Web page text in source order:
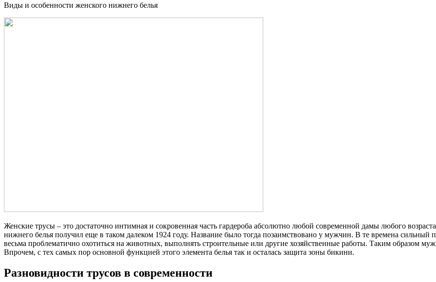
Виды и особенности женского нижнего белья
Женские трусы – это достаточно интимная и сокровенная часть гардероба абсолютно любой современной дамы любого
нижнего белья получил еще в таком далеком 1924 году. Название было тогда позаимствовано у мужчин. В те времена сильный
весьма проблематично охотиться на животных, выполнять строительные или другие хозяйственные работы. Таким образом
Впрочем, с тех самых пор основной функцией этого элемента белья так и осталась защита зоны бикини.
Разновидности трусов в современности